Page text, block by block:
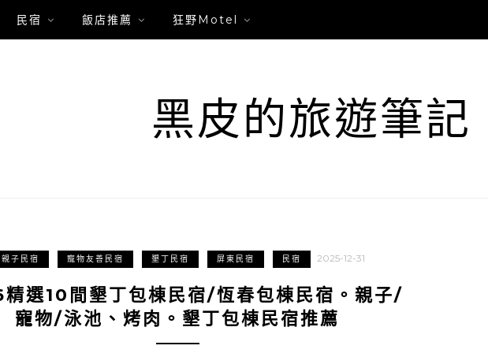
民宿 飯店推薦 狂野Motel
黑皮的旅遊筆記
親子民宿 寵物友善民宿 墾丁民宿 屏東民宿 民宿 2025-12-31
選10間墾丁包棟民宿/恆春包棟民宿。親子/
寵物/泳池、烤肉。墾丁包棟民宿推薦